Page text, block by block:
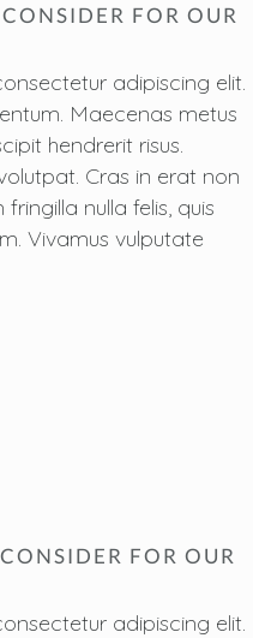
FOR OUR
adipiscing elit.
Maecenas metus
hendrerit risus.
Cras in erat non
nulla felis, quis
Vivamus vulputate
FOR OUR
adipiscing elit.